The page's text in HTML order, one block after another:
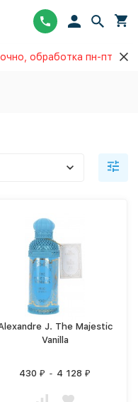
обработка пн-пт
J. The Majestic
Vanilla
430₽ - 4 128₽